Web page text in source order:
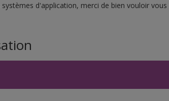
d'application, merci de bien vouloir